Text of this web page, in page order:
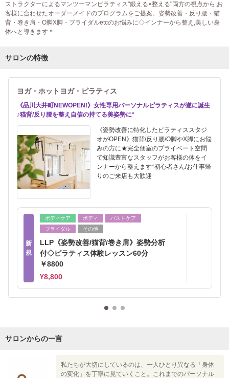
ストラクターによるマンツーマンピラティス"鍛える×整える"両方の視点から,お
客様に合わせたオーダーメイドのプログラムをご提案。姿勢改善・反り腰・猫
背・巻き肩・O脚X脚・ブライダルetcのお悩みに◇インナーから整え,美しい身
体へと導きます＊
サロンの特徴
ヨガ・ホットヨガ・ピラティス
《品川大井町NEWOPEN!》女性専用パーソナルピラティスが遂に誕生
♪猫背/反り腰を整え自信の持てる美姿勢に*
《姿勢改善に特化したピラティススタジ
オがOPEN》猫背/反り腰/O脚やX脚にお悩
みの方に★完全個室のプライベート空間
で知識豊富なスタッフがお客様の体をイ
ンナーから整えます*初心者さん/お仕事帰
りのご来店も大歓迎
新
規
ボディケア ボディ
バストケア
ブライダル
その他
LLP《姿勢改善/猫背/巻き肩》姿勢分析
付◇ピラティス体験レッスン60分
￥8800
¥8,800
サロンからの一言
私たちが大切にしているのは、一人ひとり異なる「身体
の変化」を丁寧に見ていくこと。これまでのパーソナル